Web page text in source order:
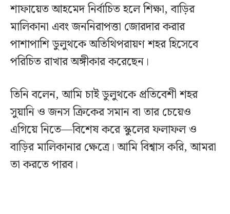
শাফায়েত আহমেদ নির্বাচিত হলে শিক্ষা, বাড়ির
মালিকানা এবং জননিরাপত্তা জোরদার করার
পাশাপাশি ডুলুথকে অতিথিপরায়ণ শহর হিসেবে
পরিচিত রাখার অঙ্গীকার করেছেন।
তিনি বলেন, আমি চাই ডুলুথকে প্রতিবেশী শহর
সুয়ানি ও জনস ক্রিকের সমান বা তার চেয়েও
এগিয়ে নিতে—বিশেষ করে স্কুলের ফলাফল ও
বাড়ির মালিকানার ক্ষেত্রে। আমি বিশ্বাস করি, আমরা
তা করতে পারব।